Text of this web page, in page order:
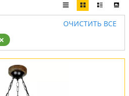
ОЧИСТИТЬ ВСЕ